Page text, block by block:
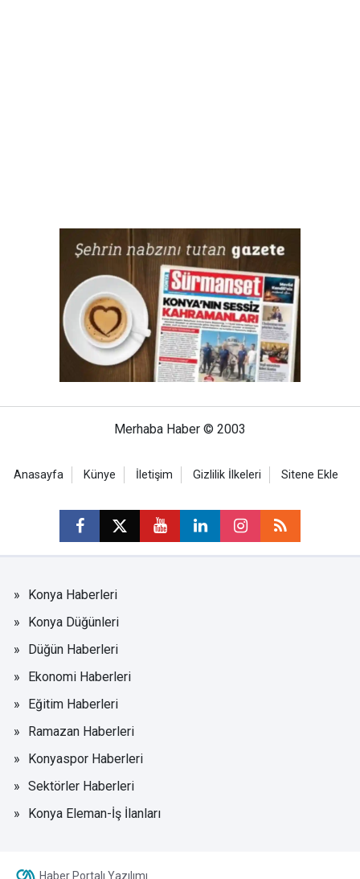
Merhaba Haber © 2003
Anasayfa Künye İletişim Gizlilik İlkeleri Sitene Ekle
Konya Haberleri
Konya Düğünleri
Düğün Haberleri
Ekonomi Haberleri
Eğitim Haberleri
Ramazan Haberleri
Konyaspor Haberleri
Sektörler Haberleri
Konya Eleman-İş İlanları
Haber Portalı Yazılımı